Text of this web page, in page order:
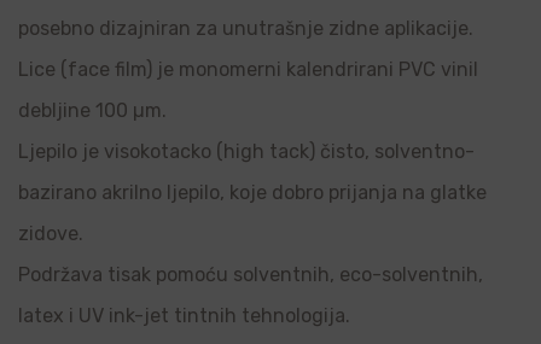
posebno dizajniran za unutrašnje zidne aplikacije.
Lice (face film) je monomerni kalendrirani PVC vinil
debljine 100 µm.
Ljepilo je visokotacko (high tack) čisto, solventno-
bazirano akrilno ljepilo, koje dobro prijanja na glatke
zidove.
Podržava tisak pomoću solventnih, eco-solventnih,
latex i UV ink-jet tintnih tehnologija.